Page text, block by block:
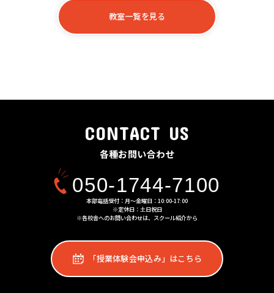
教室一覧を見る
CONTACT US
各種お問い合わせ
050-1744-7100
本部電話受付：月〜金曜日：10:00-17:00
※定休日：土日祝日
※各校舎へのお問い合わせは、スクール紹介から
「授業体験会申込み」はこちら